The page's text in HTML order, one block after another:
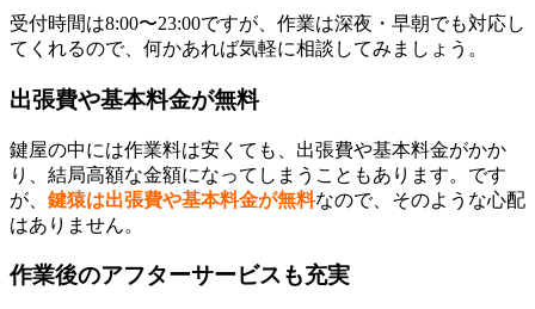
受付時間は8:00〜23:00ですが、作業は深夜・早朝でも対応し
てくれるので、何かあれば気軽に相談してみましょう。
出張費や基本料金が無料
鍵屋の中には作業料は安くても、出張費や基本料金がかか
り、結局高額な金額になってしまうこともあります。です
が、 鍵猿は出張費や基本料金が無料なので、そのような心配
はありません。
作業後のアフターサービスも充実